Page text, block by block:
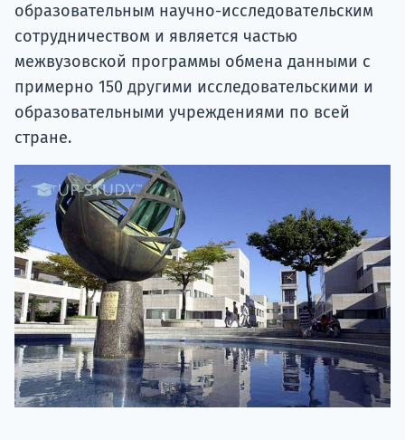
образовательным научно-исследовательским
сотрудничеством и является частью
межвузовской программы обмена данными с
примерно 150 другими исследовательскими и
образовательными учреждениями по всей
стране.